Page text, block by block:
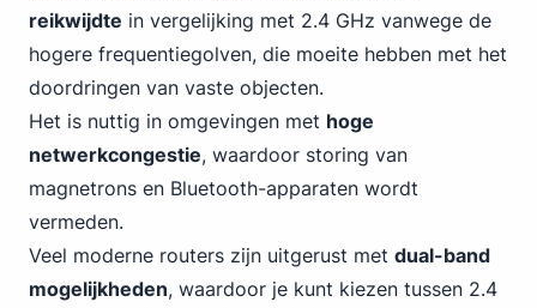
reikwijdte in vergelijking met 2.4 GHz vanwege de
hogere frequentiegolven, die moeite hebben met het
doordringen van vaste objecten.
Het is nuttig in omgevingen met hoge
netwerkcongestie, waardoor storing van
magnetrons en Bluetooth-apparaten wordt
vermeden.
Veel moderne routers zijn uitgerust met dual-band
mogelijkheden, waardoor je kunt kiezen tussen 2.4